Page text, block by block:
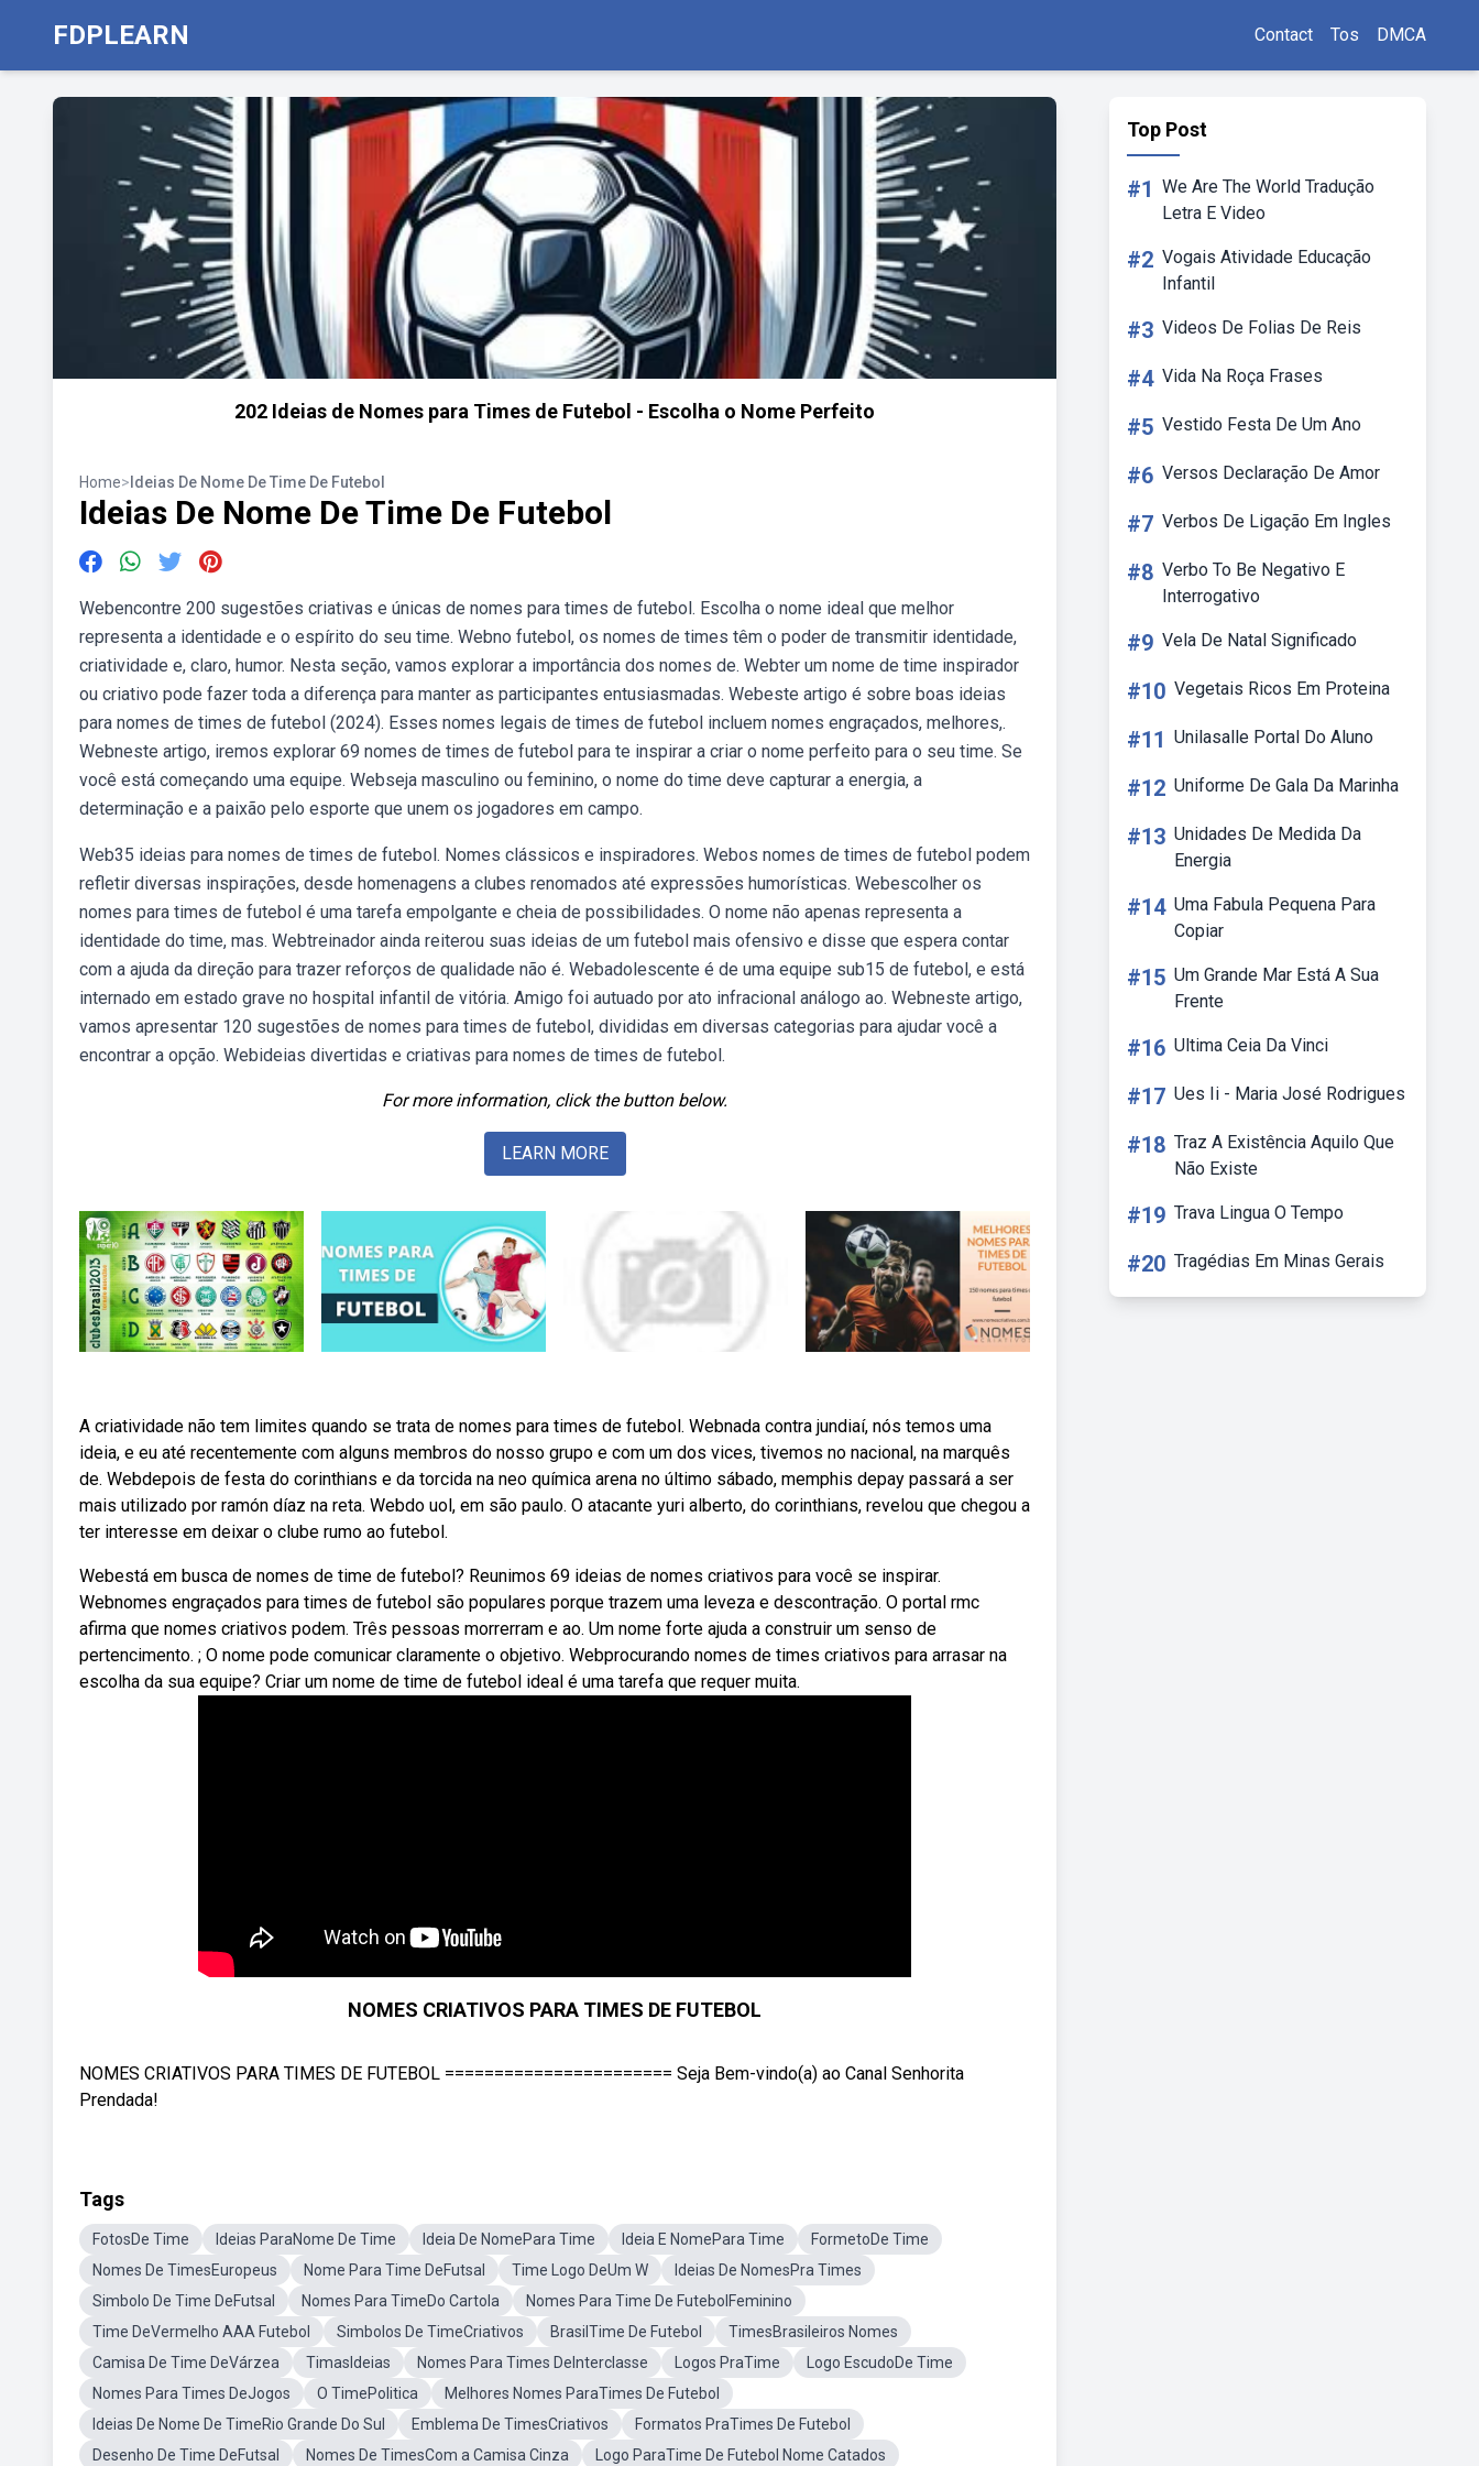
FDPLEARN Contact Tos DMCA
202 Ideias de Nomes para Times de Futebol - Escolha o Nome Perfeito
Home> Ideias De Nome De Time De Futebol
Ideias De Nome De Time De Futebol
Webencontre 200 sugestões criativas e únicas de nomes para times de futebol. Escolha o nome ideal que melhor
representa a identidade e o espírito do seu time. Webno futebol, os nomes de times têm o poder de transmitir identidade,
criatividade e, claro, humor. Nesta seção, vamos explorar a importância dos nomes de. Webter um nome de time inspirador
ou criativo pode fazer toda a diferença para manter as participantes entusiasmadas. Webeste artigo é sobre boas ideias
para nomes de times de futebol (2024). Esses nomes legais de times de futebol incluem nomes engraçados, melhores,.
Webneste artigo, iremos explorar 69 nomes de times de futebol para te inspirar a criar o nome perfeito para o seu time. Se
você está começando uma equipe. Webseja masculino ou feminino, o nome do time deve capturar a energia, a
determinação e a paixão pelo esporte que unem os jogadores em campo.
Web35 ideias para nomes de times de futebol. Nomes clássicos e inspiradores. Webos nomes de times de futebol podem
refletir diversas inspirações, desde homenagens a clubes renomados até expressões humorísticas. Webescolher os
nomes para times de futebol é uma tarefa empolgante e cheia de possibilidades. O nome não apenas representa a
identidade do time, mas. Webtreinador ainda reiterou suas ideias de um futebol mais ofensivo e disse que espera contar
com a ajuda da direção para trazer reforços de qualidade não é. Webadolescente é de uma equipe sub15 de futebol, e está
internado em estado grave no hospital infantil de vitória. Amigo foi autuado por ato infracional análogo ao. Webneste artigo,
vamos apresentar 120 sugestões de nomes para times de futebol, divididas em diversas categorias para ajudar você a
encontrar a opção. Webideias divertidas e criativas para nomes de times de futebol.
For more information, click the button below.
LEARN MORE
A criatividade não tem limites quando se trata de nomes para times de futebol. Webnada contra jundiaí, nós temos uma
ideia, e eu até recentemente com alguns membros do nosso grupo e com um dos vices, tivemos no nacional, na marquês
de. Webdepois de festa do corinthians e da torcida na neo química arena no último sábado, memphis depay passará a ser
mais utilizado por ramón díaz na reta. Webdo uol, em são paulo. O atacante yuri alberto, do corinthians, revelou que chegou a
ter interesse em deixar o clube rumo ao futebol.
Webestá em busca de nomes de time de futebol? Reunimos 69 ideias de nomes criativos para você se inspirar.
Webnomes engraçados para times de futebol são populares porque trazem uma leveza e descontração. O portal rmc
afirma que nomes criativos podem. Três pessoas morrerram e ao. Um nome forte ajuda a construir um senso de
pertencimento. ; O nome pode comunicar claramente o objetivo. Webprocurando nomes de times criativos para arrasar na
escolha da sua equipe? Criar um nome de time de futebol ideal é uma tarefa que requer muita.
NOMES CRIATIVOS PARA TIMES DE FUTEBOL
NOMES CRIATIVOS PARA TIMES DE FUTEBOL ======================= Seja Bem-vindo(a) ao Canal Senhorita
Prendada!
Tags
FotosDe Time Ideias ParaNome De Time Ideia De NomePara Time Ideia E NomePara Time
FormetoDe Time
Nomes De TimesEuropeus
Nome Para Time DeFutsal Time Logo DeUm W
Ideias De NomesPra Times
Simbolo De Time DeFutsal
Nomes Para TimeDo Cartola
Nomes Para Time De FutebolFeminino
Time DeVermelho AAA Futebol
Simbolos De TimeCriativos BrasilTime De Futebol
TimesBrasileiros Nomes
Camisa De Time DeVárzea
TimasIdeias Nomes Para Times DeInterclasse Logos PraTime
Logo EscudoDe Time
Nomes Para Times DeJogos
O TimePolitica
Melhores Nomes ParaTimes De Futebol
Ideias De Nome De TimeRio Grande Do Sul
Emblema De TimesCriativos
Formatos PraTimes De Futebol
Desenho De Time DeFutsal
Nomes De TimesCom a Camisa Cinza
Logo ParaTime De Futebol Nome Catados
Top Post
#1 We Are The World Tradução
Letra E Video
#2 Vogais Atividade Educação
Infantil
#3 Videos De Folias De Reis
#4 Vida Na Roça Frases
#5 Vestido Festa De Um Ano
#6 Versos Declaração De Amor
#7 Verbos De Ligação Em Ingles
#8 Verbo To Be Negativo E
Interrogativo
#9 Vela De Natal Significado
#10 Vegetais Ricos Em Proteina
#11 Unilasalle Portal Do Aluno
#12 Uniforme De Gala Da Marinha
#13 Unidades De Medida Da
Energia
#14 Uma Fabula Pequena Para
Copiar
#15 Um Grande Mar Está A Sua
Frente
#16 Ultima Ceia Da Vinci
#17 Ues Ii - Maria José Rodrigues
#18 Traz A Existência Aquilo Que
Não Existe
#19 Trava Lingua O Tempo
#20 Tragédias Em Minas Gerais